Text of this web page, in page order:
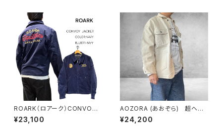
ROARK（ロアーク）CONVOY
JACKET
¥23,100
AOZORA (あおぞら) 超ヘビ
ーウエイト キナリカバーオー
ル (MENS)
¥24,200